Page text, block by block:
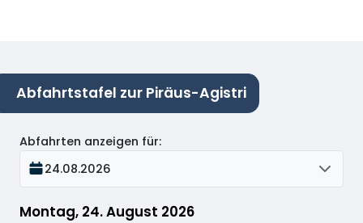
Abfahrtstafel zur Piräus-Agistri
Montag, 24. August 2026
Abfahrten anzeigen für:
24.08.2026